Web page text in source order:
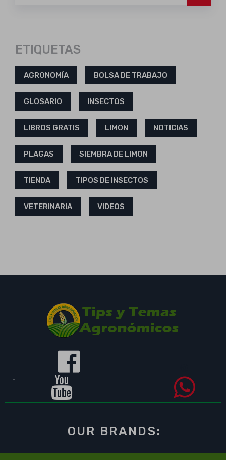
ETIQUETAS
AGRONOMÍA BOLSA DE TRABAJO
GLOSARIO INSECTOS
LIBROS GRATIS LIMON NOTICIAS
PLAGAS SIEMBRA DE LIMON
TIENDA TIPOS DE INSECTOS
VETERINARIA VIDEOS
OUR BRANDS: